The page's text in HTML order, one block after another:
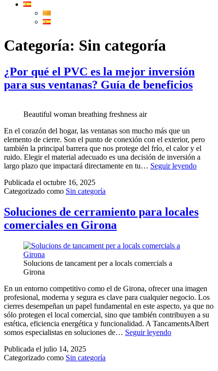
Categoría: Sin categoría
¿Por qué el PVC es la mejor inversión
para sus ventanas? Guía de beneficios
Beautiful woman breathing freshness air
En el corazón del hogar, las ventanas son mucho más que un
elemento de cierre. Son el punto de conexión con el exterior, pero
también la principal barrera que nos protege del frío, el calor y el
ruido. Elegir el material adecuado es una decisión de inversión a
largo plazo que impactará directamente en tu… Seguir leyendo
Publicada el octubre 16, 2025
Categorizado como Sin categoría
Soluciones de cerramiento para locales
comerciales en Girona
Solucions de tancament per a locals comercials a
Girona
En un entorno competitivo como el de Girona, ofrecer una imagen
profesional, moderna y segura es clave para cualquier negocio. Los
cierres desempeñan un papel fundamental en este aspecto, ya que no
sólo protegen el local comercial, sino que también contribuyen a su
estética, eficiencia energética y funcionalidad. A TancamentsAlbert
somos especialistas en soluciones de… Seguir leyendo
Publicada el julio 14, 2025
Categorizado como Sin categoría